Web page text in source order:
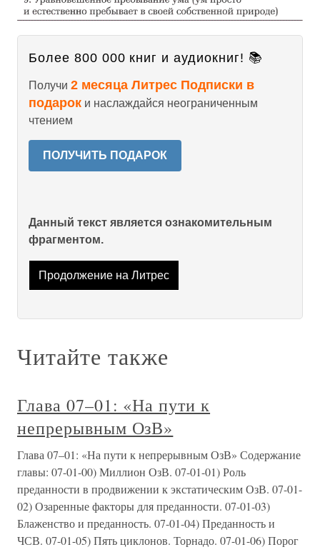
Более 800 000 книг и аудиокниг! 📚
Получи 2 месяца Литрес Подписки в
подарок и наслаждайся неограниченным
чтением
ПОЛУЧИТЬ ПОДАРОК
Данный текст является ознакомительным
фрагментом.
Продолжение на Литрес
Читайте также
Глава 07–01: «На пути к
непрерывным ОзВ»
Глава 07–01: «На пути к непрерывным ОзВ» Содержание
главы: 07-01-00) Миллион ОзВ. 07-01-01) Роль
преданности в продвижении к экстатическим ОзВ. 07-01-
02) Озаренные факторы для преданности. 07-01-03)
Блаженство и преданность. 07-01-04) Преданность и
ЧСВ. 07-01-05) Пять циклонов. Торнадо. 07-01-06) Порог